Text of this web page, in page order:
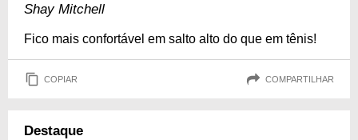
Shay Mitchell
Fico mais confortável em salto alto do que em tênis!
COPIAR COMPARTILHAR
Destaque